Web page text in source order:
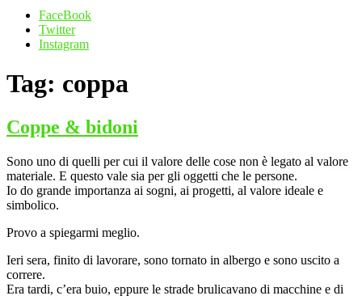
FaceBook
Twitter
Instagram
Tag: coppa
Coppe & bidoni
Sono uno di quelli per cui il valore delle cose non è legato al valore
materiale. E questo vale sia per gli oggetti che le persone.
Io do grande importanza ai sogni, ai progetti, al valore ideale e
simbolico.
Provo a spiegarmi meglio.
Ieri sera, finito di lavorare, sono tornato in albergo e sono uscito a
correre.
Era tardi, c’era buio, eppure le strade brulicavano di macchine e di